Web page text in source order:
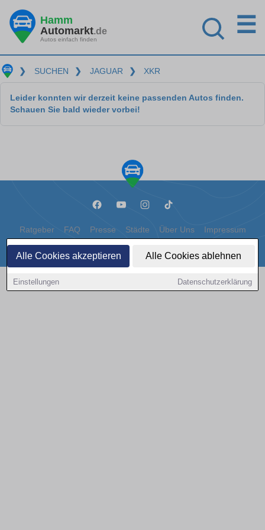
Alle Cookies akzeptieren Alle Cookies ablehnen
Einstellungen Datenschutzerklärung
Hamm
Automarkt.de
Autos einfach finden
☰
❯ SUCHEN ❯ JAGUAR ❯ XKR
Leider konnten wir derzeit keine passenden Autos finden.
Schauen Sie bald wieder vorbei!
Ratgeber FAQ Presse Städte Über Uns Impressum
Datenschutz Cookies
Copyright © 2000 - 2026 | 1A Infosysteme GmbH | Content by: 1a-sites-autos